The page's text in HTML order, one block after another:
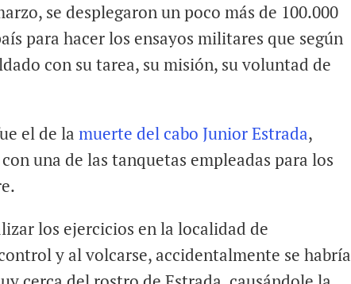
se desplegaron un poco más de 100.000
para hacer los ensayos militares que según
con su tarea, su misión, su voluntad de
el de lamuerte del cabo Junior Estrada,
una de las tanquetas empleadas para los
los ejercicios en la localidad de
y al volcarse, accidentalmente se habría